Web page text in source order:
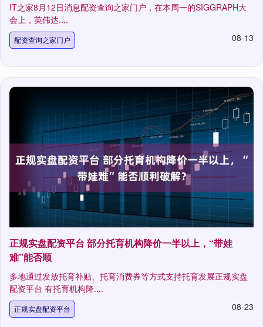
IT之家8月12日消息配资查询之家门户，在本周一的SIGGRAPH大
会上，英伟达....
配资查询之家门户 08-13
正规实盘配资平台 部分托育机构降价一半以上，“带娃
难”能否顺
多地通过发放托育补贴、托育消费券等方式支持托育发展正规实盘
配资平台 有托育机构降....
正规实盘配资平台 08-23